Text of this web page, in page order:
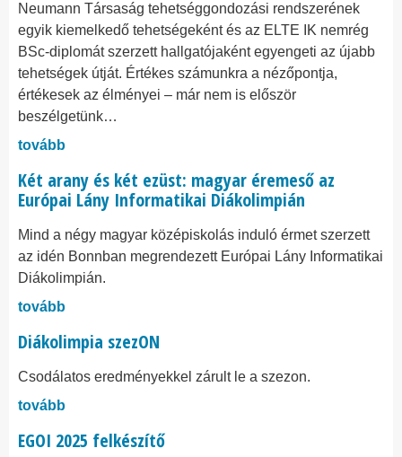
Neumann Társaság tehetséggondozási rendszerének
egyik kiemelkedő tehetségeként és az ELTE IK nemrég
BSc-diplomát szerzett hallgatójaként egyengeti az újabb
tehetségek útját. Értékes számunkra a nézőpontja,
értékesek az élményei – már nem is először
beszélgetünk…
tovább
Két arany és két ezüst: magyar éremeső az
Európai Lány Informatikai Diákolimpián
Mind a négy magyar középiskolás induló érmet szerzett
az idén Bonnban megrendezett Európai Lány Informatikai
Diákolimpián.
tovább
Diákolimpia szezON
Csodálatos eredményekkel zárult le a szezon.
tovább
EGOI 2025 felkészítő